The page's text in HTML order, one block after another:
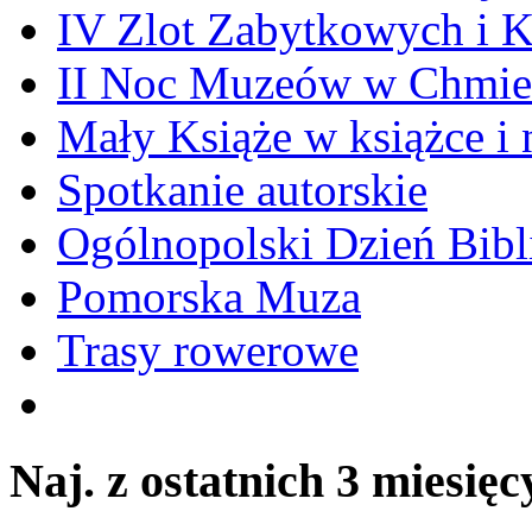
IV Zlot Zabytkowych i
II Noc Muzeów w
Mały Książe w książce i
Spotkanie autorskie
Ogólnopolski Dzień
Pomorska Muza
Trasy rowerowe
Naj. z ostatnich 3